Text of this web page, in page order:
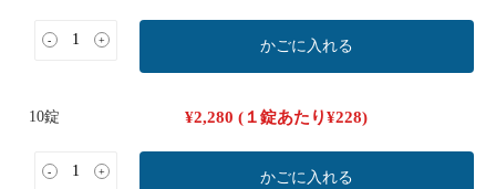
- + かごに入れる
10錠 ¥2,280 (１錠あたり¥228)
- + かごに入れる